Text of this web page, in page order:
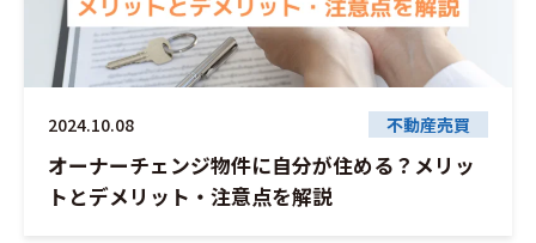
2024.10.08 不動産売買
オーナーチェンジ物件に自分が住める？メリッ
トとデメリット・注意点を解説